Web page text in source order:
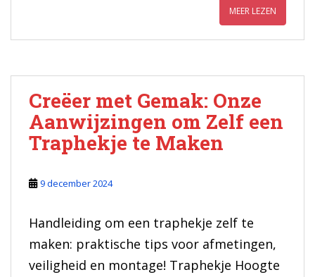
MEER LEZEN
Creëer met Gemak: Onze
Aanwijzingen om Zelf een
Traphekje te Maken
9 december 2024
Handleiding om een traphekje zelf te
maken: praktische tips voor afmetingen,
veiligheid en montage! Traphekje Hoogte